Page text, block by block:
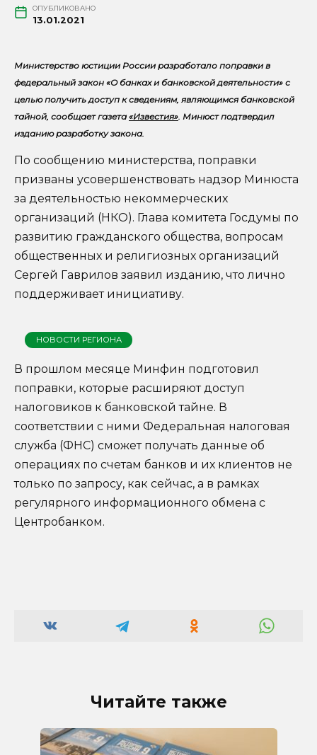
ОПУБЛИКОВАНО
13.01.2021
Министерство юстиции России разработало поправки в
федеральный закон «О банках и банковской деятельности» с
целью получить доступ к сведениям, являющимся банковской
тайной, сообщает газета «Известия». Минюст подтвердил
изданию разработку закона.
По сообщению министерства, поправки
призваны усовершенствовать надзор Минюста
за деятельностью некоммерческих
организаций (НКО). Глава комитета Госдумы по
развитию гражданского общества, вопросам
общественных и религиозных организаций
Сергей Гаврилов заявил изданию, что лично
поддерживает инициативу.
НОВОСТИ РЕГИОНА
В прошлом месяце Минфин подготовил
поправки, которые расширяют доступ
налоговиков к банковской тайне. В
соответствии с ними Федеральная налоговая
служба (ФНС) сможет получать данные об
операциях по счетам банков и их клиентов не
только по запросу, как сейчас, а в рамках
регулярного информационного обмена с
Центробанком.
Читайте также